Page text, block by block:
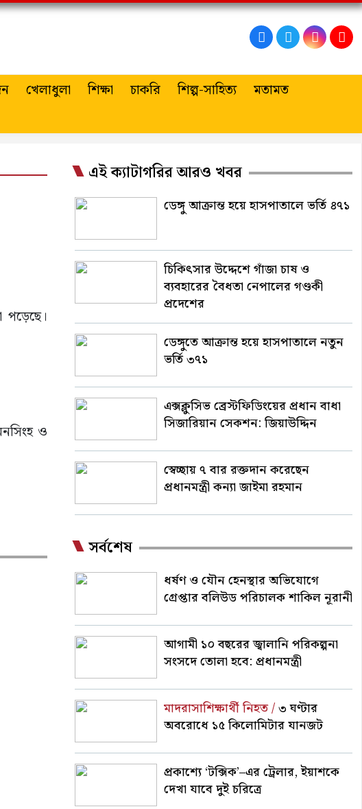
খেলাধুলা শিক্ষা চাকরি শিল্প-সাহিত্য
মতামত
পড়েছে।
ও
এই ক্যাটাগরির আরও খবর
ডেঙ্গু আক্রান্ত হয়ে হাসপাতালে ভর্তি ৪৭১
চিকিৎসার উদ্দেশে গাঁজা চাষ ও
ব্যবহারের বৈধতা নেপালের গণ্ডকী
প্রদেশের
ডেঙ্গুতে আক্রান্ত হয়ে হাসপাতালে নতুন
ভর্তি ৩৭১
এক্সক্লুসিভ ব্রেস্টফিডিংয়ের প্রধান বাধা
সিজারিয়ান সেকশন: জিয়াউদ্দিন
স্বেচ্ছায় ৭ বার রক্তদান করেছেন
প্রধানমন্ত্রী কন্যা জাইমা রহমান
সর্বশেষ
ধর্ষণ ও যৌন হেনস্থার অভিযোগে
গ্রেপ্তার বলিউড পরিচালক শাকিল নূরানী
আগামী ১০ বছরের জ্বালানি পরিকল্পনা
সংসদে তোলা হবে: প্রধানমন্ত্রী
মাদরাসাশিক্ষার্থী নিহত /৩ ঘণ্টার
অবরোধে ১৫ কিলোমিটার যানজট
প্রকাশ্যে ‘টক্সিক’–এর ট্রেলার, ইয়াশকে
দেখা যাবে দুই চরিত্রে